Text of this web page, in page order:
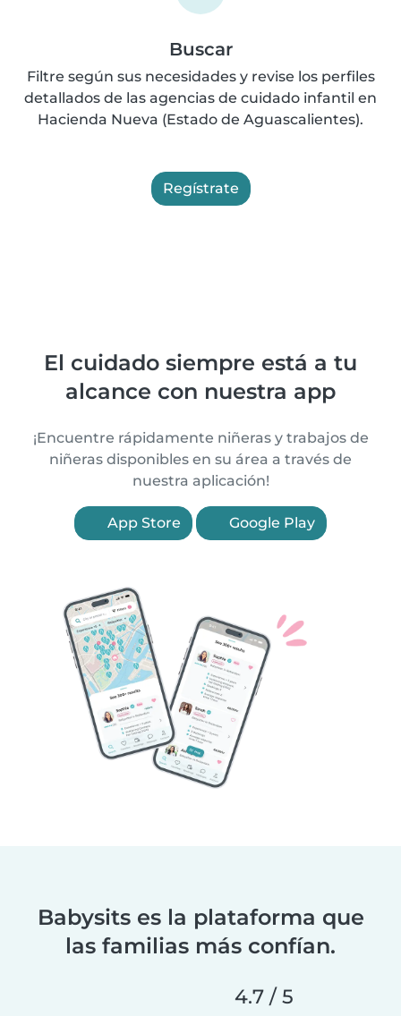
Buscar
Filtre según sus necesidades y revise los perfiles
detallados de las agencias de cuidado infantil en
Hacienda Nueva (Estado de Aguascalientes).
Regístrate
El cuidado siempre está a tu
alcance con nuestra app
¡Encuentre rápidamente niñeras y trabajos de
niñeras disponibles en su área a través de
nuestra aplicación!
App Store Google Play
Babysits es la plataforma que
las familias más confían.
4.7 / 5